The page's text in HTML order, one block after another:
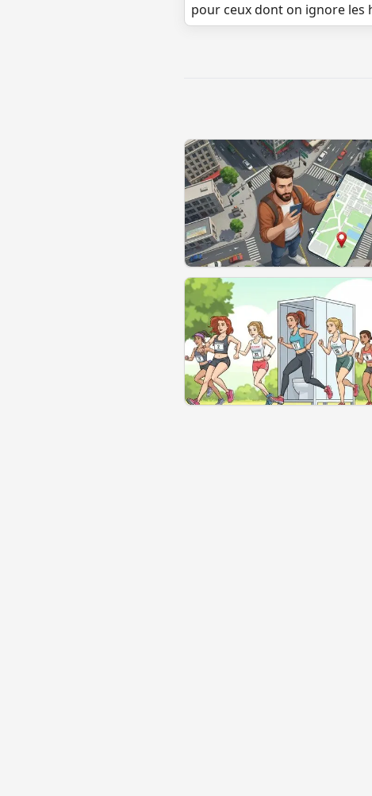
pour ceux dont on ignore les